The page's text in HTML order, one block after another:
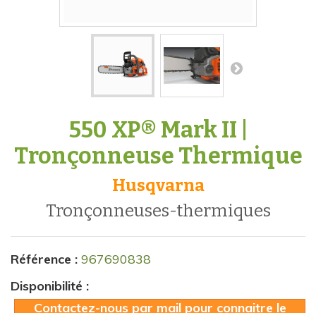
550 XP® Mark II |
Tronçonneuse Thermique
Husqvarna
tronçonneuses-thermiques
Référence : 967690838
Disponibilité :
Contactez-nous par mail pour connaitre le